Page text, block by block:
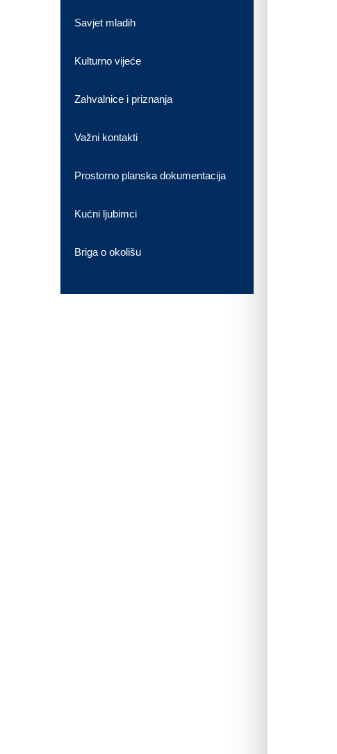
Savjet mladih
Kulturno vijeće
Zahvalnice i priznanja
Važni kontakti
Prostorno planska dokumentacija
Kućni ljubimci
Briga o okolišu